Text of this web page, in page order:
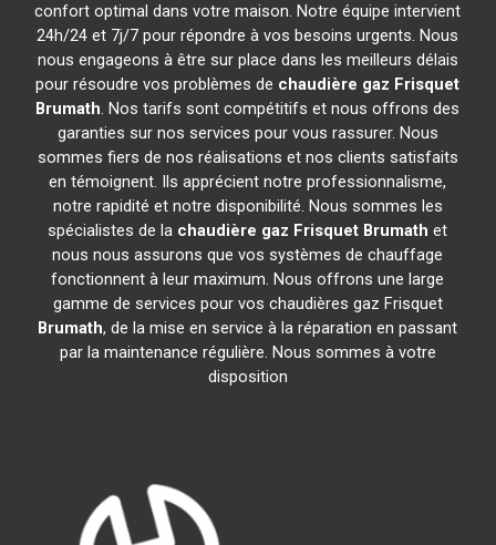
confort optimal dans votre maison. Notre équipe intervient
24h/24 et 7j/7 pour répondre à vos besoins urgents. Nous
nous engageons à être sur place dans les meilleurs délais
pour résoudre vos problèmes de chaudière gaz Frisquet
Brumath. Nos tarifs sont compétitifs et nous offrons des
garanties sur nos services pour vous rassurer. Nous
sommes fiers de nos réalisations et nos clients satisfaits
en témoignent. Ils apprécient notre professionnalisme,
notre rapidité et notre disponibilité. Nous sommes les
spécialistes de la chaudière gaz Frisquet Brumath et
nous nous assurons que vos systèmes de chauffage
fonctionnent à leur maximum. Nous offrons une large
gamme de services pour vos chaudières gaz Frisquet
Brumath, de la mise en service à la réparation en passant
par la maintenance régulière. Nous sommes à votre
disposition